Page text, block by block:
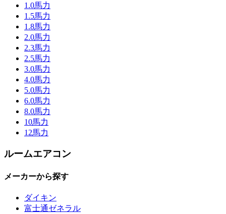
1.0馬力
1.5馬力
1.8馬力
2.0馬力
2.3馬力
2.5馬力
3.0馬力
4.0馬力
5.0馬力
6.0馬力
8.0馬力
10馬力
12馬力
ルームエアコン
メーカーから探す
ダイキン
富士通ゼネラル